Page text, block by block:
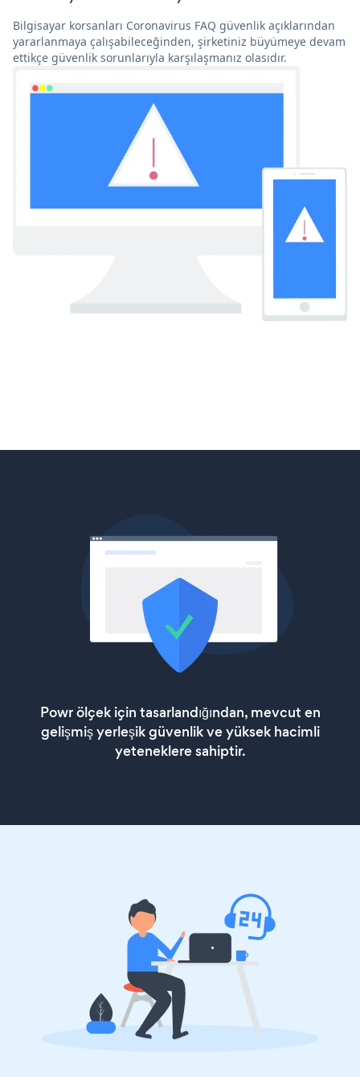
Bilgisayar korsanları Coronavirus FAQ güvenlik açıklarından
yararlanmaya çalışabileceğinden, şirketiniz büyümeye devam
ettikçe güvenlik sorunlarıyla karşılaşmanız olasıdır.
Powr ölçek için tasarlandığından, mevcut en
gelişmiş yerleşik güvenlik ve yüksek hacimli
yeteneklere sahiptir.